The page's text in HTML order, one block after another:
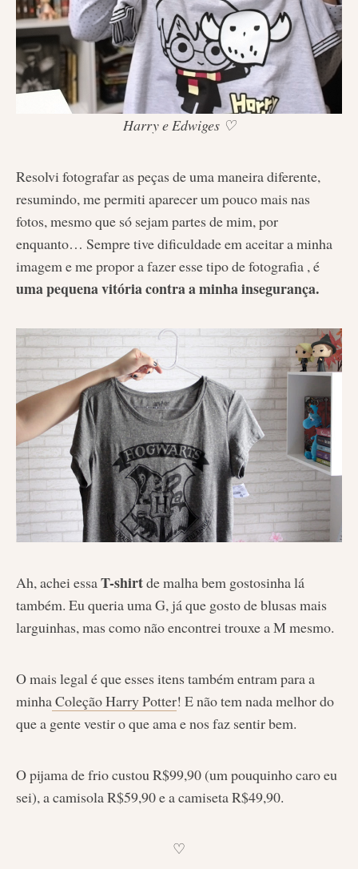
Harry e Edwiges ♡
Resolvi fotografar as peças de uma maneira diferente,
resumindo, me permiti aparecer um pouco mais nas
fotos, mesmo que só sejam partes de mim, por
enquanto… Sempre tive dificuldade em aceitar a minha
imagem e me propor a fazer esse tipo de fotografia , é
uma pequena vitória contra a minha insegurança.
Ah, achei essaT-shirtde malha bem gostosinha lá
também. Eu queria uma G, já que gosto de blusas mais
larguinhas, mas como não encontrei trouxe a M mesmo.
O mais legal é que esses itens também entram para a
minhaColeção Harry Potter! E não tem nada melhor do
que a gente vestir o que ama e nos faz sentir bem.
O pijama de frio custou R$99,90 (um pouquinho caro eu
sei), a camisola R$59,90 e a camiseta R$49,90.
♡